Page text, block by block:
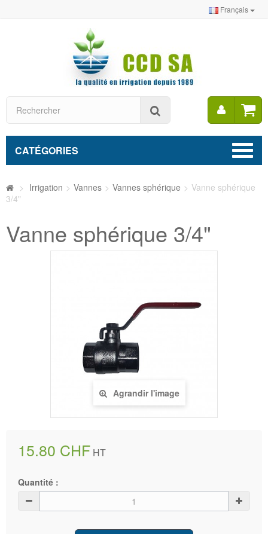
Français
Mon
CATÉGORIES
> Irrigation > Vannes > Vannes sphérique > Vanne sphérique
3/4"
Vanne sphérique 3/4"
Agrandir l'image
15.80 CHF HT
Quantité :